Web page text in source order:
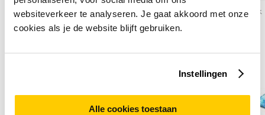
websiteverkeer te analyseren. Je gaat akkoord met onze
cookies als je de website blijft gebruiken.
Instellingen
Alle cookies toestaan
Vergelijk Vergelijk